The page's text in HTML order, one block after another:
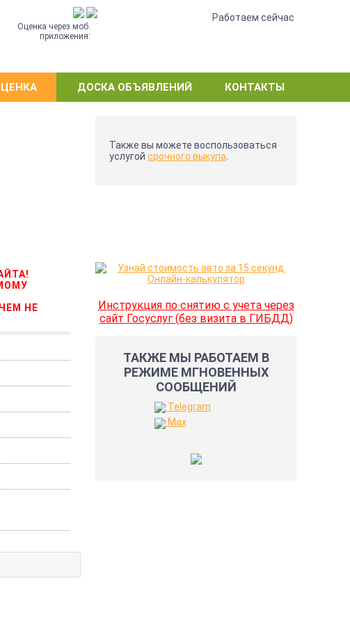
Оценка через моб.
приложения:
Работаем сейчас
ДОСКА ОБЪЯВЛЕНИЙ КОНТАКТЫ
НЕ
Также вы можете воспользоваться
услугой срочного выкупа
Инструкция по снятию с учета через
сайт Госуслуг (без визита в ГИБДД)
ТАКЖЕ МЫ РАБОТАЕМ В
РЕЖИМЕ МГНОВЕННЫХ
СООБЩЕНИЙ
Telegram
Max